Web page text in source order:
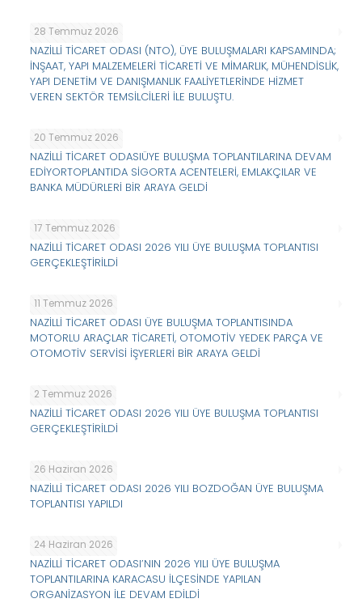
28 Temmuz 2026
NAZİLLİ TİCARET ODASI (NTO), ÜYE BULUŞMALARI KAPSAMINDA;
İNŞAAT, YAPI MALZEMELERİ TİCARETİ VE MİMARLIK, MÜHENDİSLİK,
YAPI DENETİM VE DANIŞMANLIK FAALİYETLERİNDE HİZMET
VEREN SEKTÖR TEMSİLCİLERİ İLE BULUŞTU.
20 Temmuz 2026
NAZİLLİ TİCARET ODASIÜYE BULUŞMA TOPLANTILARINA DEVAM
EDİYORTOPLANTIDA SİGORTA ACENTELERİ, EMLAKÇILAR VE
BANKA MÜDÜRLERİ BİR ARAYA GELDİ
17 Temmuz 2026
NAZİLLİ TİCARET ODASI 2026 YILI ÜYE BULUŞMA TOPLANTISI
GERÇEKLEŞTİRİLDİ
11 Temmuz 2026
NAZİLLİ TİCARET ODASI ÜYE BULUŞMA TOPLANTISINDA
MOTORLU ARAÇLAR TİCARETİ, OTOMOTİV YEDEK PARÇA VE
OTOMOTİV SERVİSİ İŞYERLERİ BİR ARAYA GELDİ
2 Temmuz 2026
NAZİLLİ TİCARET ODASI 2026 YILI ÜYE BULUŞMA TOPLANTISI
GERÇEKLEŞTİRİLDİ
26 Haziran 2026
NAZİLLİ TİCARET ODASI 2026 YILI BOZDOĞAN ÜYE BULUŞMA
TOPLANTISI YAPILDI
24 Haziran 2026
NAZİLLİ TİCARET ODASI’NIN 2026 YILI ÜYE BULUŞMA
TOPLANTILARINA KARACASU İLÇESİNDE YAPILAN
ORGANİZASYON İLE DEVAM EDİLDİ